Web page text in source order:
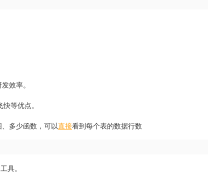
效率。
等优点。
多少函数，可以直接看到每个表的数据行数
具。